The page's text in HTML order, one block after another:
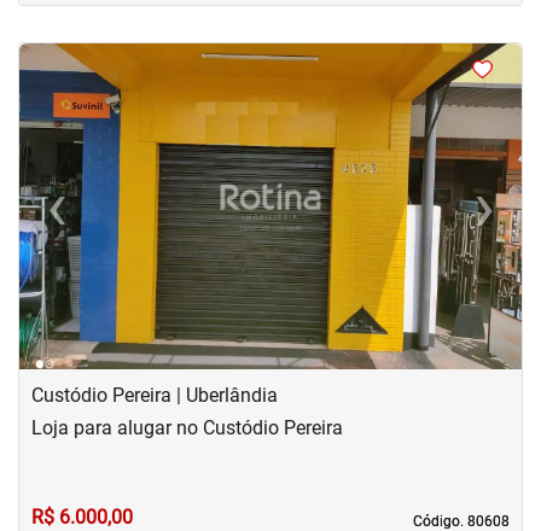
< <
‹Previous ›Next
Custódio Pereira | Uberlândia
Código. 80608
Código. 80608
Loja para alugar no Custódio Pereira
R$ 6.000,00